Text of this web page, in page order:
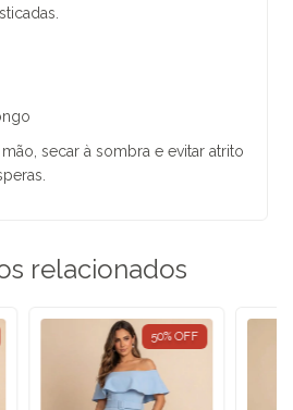
mão, secar à sombra e evitar atrito
relacionados
50%OFF